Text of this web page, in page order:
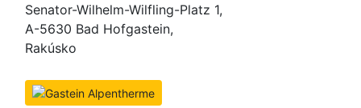
Senator-Wilhelm-Wilfling-Platz 1,
A-5630 Bad Hofgastein,
Rakúsko